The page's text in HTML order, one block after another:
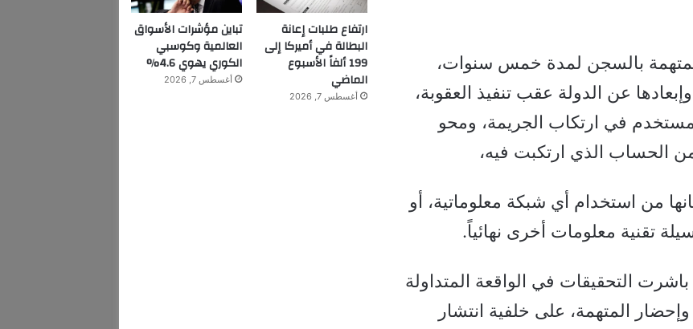
بالسجن لمدة خمس سنوات،
عن الدولة عقب تنفيذ العقوبة،
في ارتكاب الجريمة، ومحو
الحساب الذي ارتكبت فيه،
من استخدام أي شبكة معلوماتية، أو
تقنية معلومات أخرى نهائياً.
التحقيقات في الواقعة المتداولة
المتهمة، على خلفية انتشار
ارتفاع طلبات إعانة
البطالة في أميركا إلى
199 ألفاً الأسبوع
الماضي
أغسطس 7, 2026
تباين مؤشرات الأسواق
العالمية وكوسبي
الكوري يهوي 4.6%
أغسطس 7, 2026